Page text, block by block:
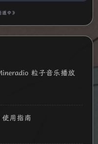
中》
粒子音乐播放
用指南